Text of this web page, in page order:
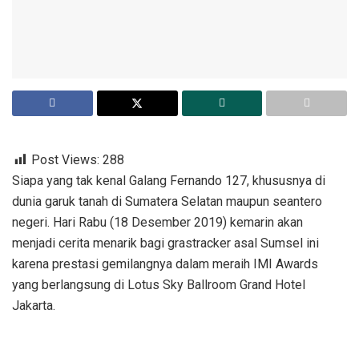
Post Views: 288
Siapa yang tak kenal Galang Fernando 127, khususnya di
dunia garuk tanah di Sumatera Selatan maupun seantero
negeri. Hari Rabu (18 Desember 2019) kemarin akan
menjadi cerita menarik bagi grastracker asal Sumsel ini
karena prestasi gemilangnya dalam meraih IMI Awards
yang berlangsung di Lotus Sky Ballroom Grand Hotel
Jakarta.